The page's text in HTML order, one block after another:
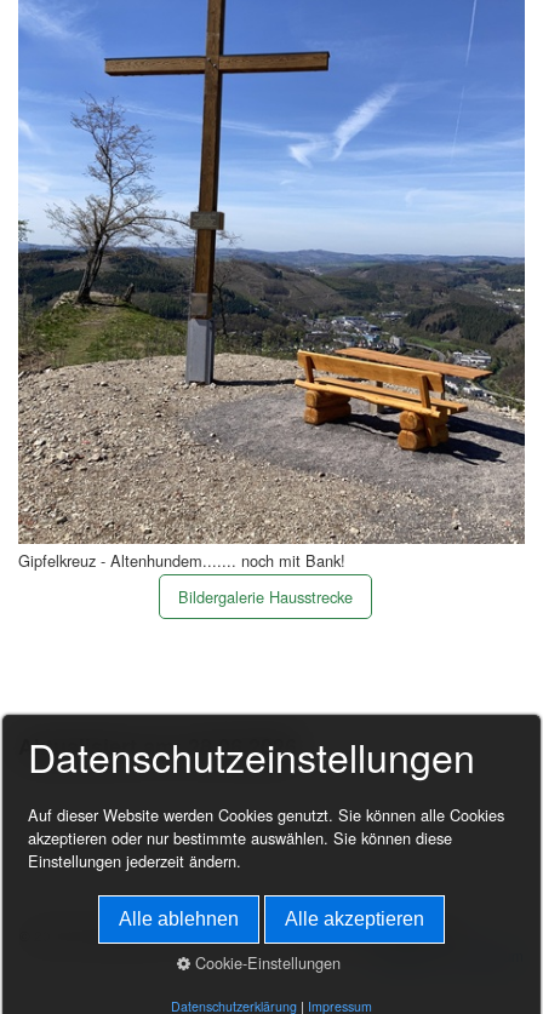
Gipfelkreuz - Altenhundem....... noch mit Bank!
Bildergalerie Hausstrecke
Aktualisiert am: 28.06.2026
© 2026 Homepage der Familie Block - Webdesigner: Helmut Block
Datenschutzeinstellungen
Auf dieser Website werden Cookies genutzt. Sie können alle Cookies
akzeptieren oder nur bestimmte auswählen. Sie können diese
Einstellungen jederzeit ändern.
Alle ablehnen Alle akzeptieren
Cookie-Einstellungen
Datenschutzerklärung| Impressum